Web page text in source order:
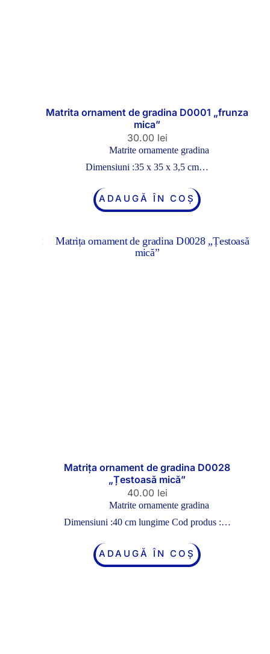
Matrita ornament de gradina D0001 „frunza
mica”
30.00 lei
Matrite ornamente gradina
Dimensiuni :35 x 35 x 3,5 cm…
ADAUGĂ ÎN COȘ
Matrița ornament de gradina D0028
„Țestoasă mică”
40.00 lei
Matrite ornamente gradina
Dimensiuni :40 cm lungime Cod produs :…
ADAUGĂ ÎN COȘ